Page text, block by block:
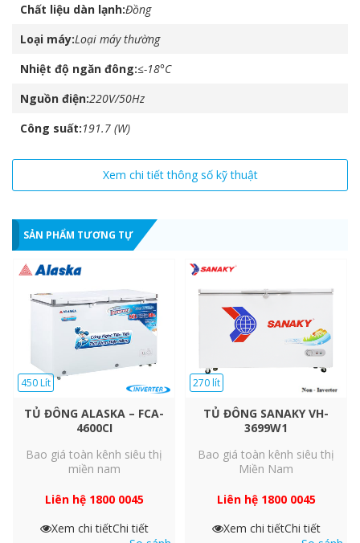
vali, dễ sử dụng, hạn chế thoát nhiệt, tiết kiệm điện năng.
Độ bền cao
– Thân tủ được làm từ nhựa ABS cao cấp, sang trọng, có
– Sản phẩm được sản xuất tại Việt Nam, bảo hành 1 năm.
Một số tính năng khác
– Tủ đông sử dụng gas R600a thân thiện với môi trường.
– Nút điều chỉnh nhiệt độ nằm phía trước, dưới thân tủm
– Chân tủ có bánh xe chịu lực, dễ dàng di chuyển.
Chất liệu dàn lạnh Đồng
Loại máy Loại máy thường
Nhiệt độ ngăn đông ≤-18°C
Nguồn điện 220V/50Hz
Công suất 191.7 (W)
Xem chi tiết thông số kỹ thuật
SẢN PHẨM TƯƠNG TỰ
450 Lít
TỦ ĐÔNG ALASKA – FCA-
4600CI
Bao giá toàn kênh siêu thị
miền nam
Liên hệ 1800 0045
Xem chi tiếtChi tiết
270 lít
TỦ ĐÔNG SANAKY VH-
3699W1
Bao giá toàn kênh siêu thị
Miền Nam
Liên hệ 1800 0045
Xem chi tiếtChi tiết